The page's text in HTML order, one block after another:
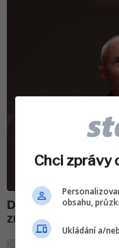
Chci zprávy
obsahu,
Ukládání a/